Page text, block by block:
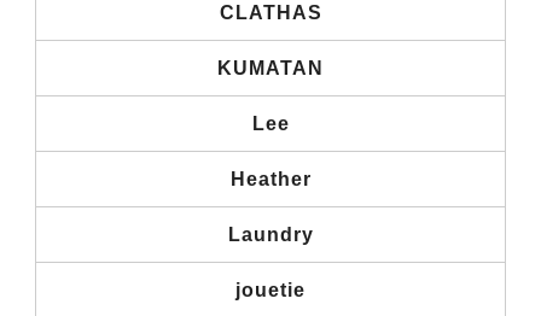
CLATHAS
KUMATAN
Lee
Heather
Laundry
jouetie